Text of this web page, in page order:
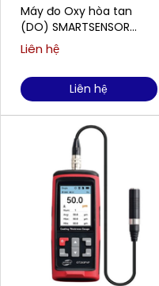
Máy đo Oxy hòa tan
(DO) SMARTSENSOR
AR8210 (0,00 ~ 20,00
Liên hệ
Liên hệ